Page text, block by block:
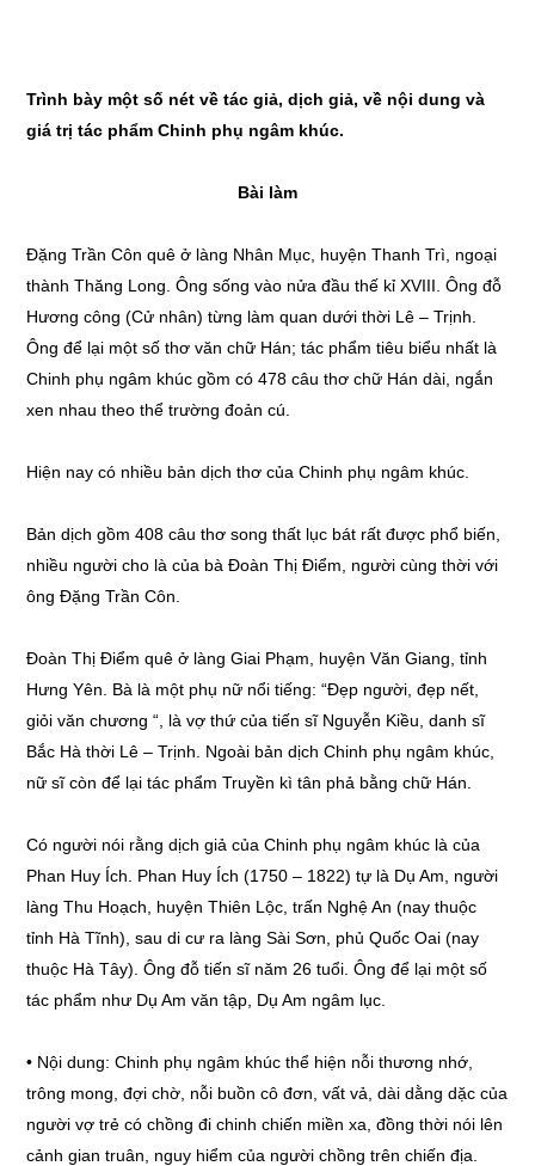
Trình bày mộtsố nét về tác giả, dịch giả, về nội dung và
giá trị tác phẩm Chinh phụ ngâm khúc.
Bài làm
Đặng Trần Côn quê ở làng Nhân Mục, huyện Thanh Trì, ngoại
thành Thăng Long. Ông sống vào nửa đầu thế kỉ XVIII. Ông đỗ
Hương công (Cử nhân) từng làm quan dưới thời Lê – Trịnh.
Ông để lại một số thơ văn chữ Hán; tác phẩm tiêu biểu nhất là
Chinh phụ ngâm khúc gồm có 478 câu thơ chữ Hán dài, ngắn
xen nhau theo thể trường đoản cú.
Hiện nay có nhiều bản dịch thơ của Chinh phụ ngâm khúc.
Bản dịch gồm 408 câu thơ song thất lục bát rất được phổ biến,
nhiều người cho là của bà Đoàn Thị Điểm, người cùng thời với
ông Đặng Trần Côn.
Đoàn Thị Điểm quê ở làng Giai Phạm, huyện Văn Giang, tỉnh
Hưng Yên. Bà là một phụ nữ nổi tiếng: “Đẹp người, đẹp nết,
giỏi văn chương “, là vợ thứ của tiến sĩ Nguyễn Kiều, danh sĩ
Bắc Hà thời Lê – Trịnh. Ngoài bản dịch Chinh phụ ngâm khúc,
nữ sĩ còn để lại tác phẩm Truyền kì tân phả bằng chữ Hán.
Có người nói rằng dịch giả của Chinh phụ ngâm khúc là của
Phan Huy Ích. Phan Huy Ích (1750 – 1822) tự là Dụ Am, người
làng Thu Hoạch, huyện Thiên Lộc, trấn Nghệ An (nay thuộc
tỉnh Hà Tĩnh), sau di cư ra làng Sài Sơn, phủ Quốc Oai (nay
thuộc Hà Tây). Ông đỗ tiến sĩ năm 26 tuổi. Ông để lại một số
tác phẩm như Dụ Am văn tập, Dụ Am ngâm lục.
• Nội dung: Chinh phụ ngâm khúc thể hiện nỗi thương nhớ,
trông mong, đợi chờ, nỗi buồn cô đơn, vất vả, dài dằng dặc của
người vợ trẻ có chồng đi chinh chiến miền xa, đồng thời nói lên
cảnh gian truân, nguy hiểm của người chồng trên chiến địa.